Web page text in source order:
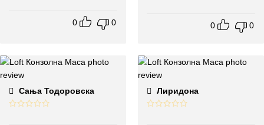
0 0 0 0
Сања Тодоровска Лиридона